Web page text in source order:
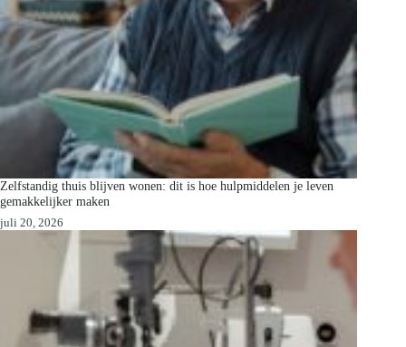
Zelfstandig thuis blijven wonen: dit is hoe hulpmiddelen je leven
gemakkelijker maken
juli 20, 2026